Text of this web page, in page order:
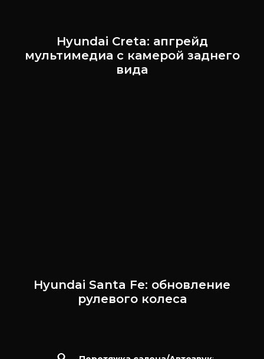
Hyundai Creta: апгрейд
мультимедиа с камерой заднего
вида
Hyundai Santa Fe: обновление
рулевого колеса